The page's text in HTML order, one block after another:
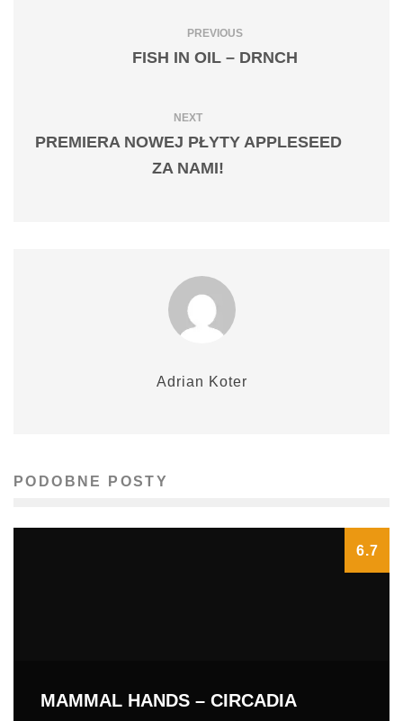
PREVIOUS
FISH IN OIL – DRNCH
NEXT
PREMIERA NOWEJ PŁYTY APPLESEED
ZA NAMI!
Adrian Koter
PODOBNE POSTY
6.7
MAMMAL HANDS – CIRCADIA